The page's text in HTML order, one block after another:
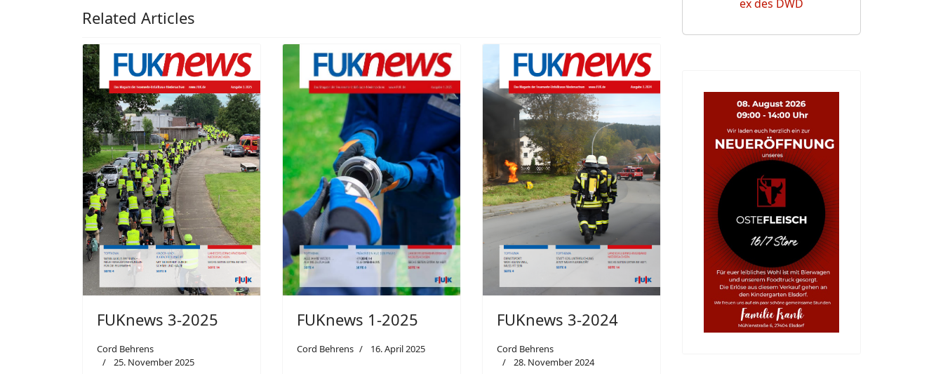
Related Articles
FUKnews 3-2025
Cord Behrens
25. November 2025
FUKnews 1-2025
Cord Behrens 16. April 2025
FUKnews 3-2024
Cord Behrens
28. November 2024